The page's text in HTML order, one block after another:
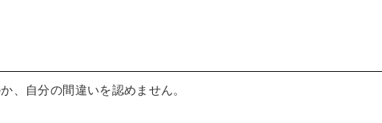
、自分の間違いを認めません。